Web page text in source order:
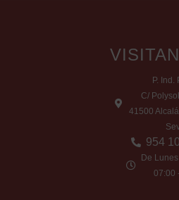
P. Ind.
C/
41500
954
De
07:00